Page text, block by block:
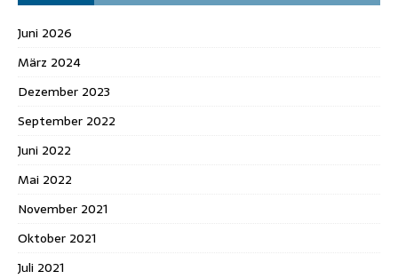
Juni 2026
März 2024
Dezember 2023
September 2022
Juni 2022
Mai 2022
November 2021
Oktober 2021
Juli 2021